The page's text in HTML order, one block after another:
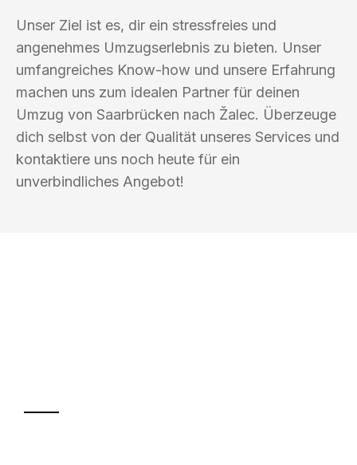
Unser Ziel ist es, dir ein stressfreies und
angenehmes Umzugserlebnis zu bieten. Unser
umfangreiches Know-how und unsere Erfahrung
machen uns zum idealen Partner für deinen
Umzug von Saarbrücken nach Žalec. Überzeuge
dich selbst von der Qualität unseres Services und
kontaktiere uns noch heute für ein
unverbindliches Angebot!